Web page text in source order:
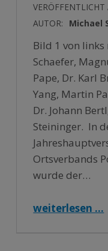
VERÖFFENTLICHT
AUTOR:
Michael
Bild 1 von links
Schaefer,
Pape, Dr. Karl
Yang, Martin
Dr. Johann
Steininger. In
Ortsverbands
wurde der…
“Kontinuität im Ortsvorstand: CSU-Ortsverband Polling wählt neuen Vorstand am 24.03.2025 ”
weiterlesen …